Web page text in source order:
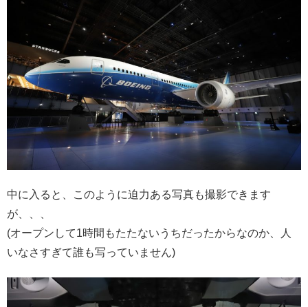
中に入ると、このように迫力ある写真も撮影できます
が、、、
(オープンして1時間もたたないうちだったからなのか、人
いなさすぎて誰も写っていません)